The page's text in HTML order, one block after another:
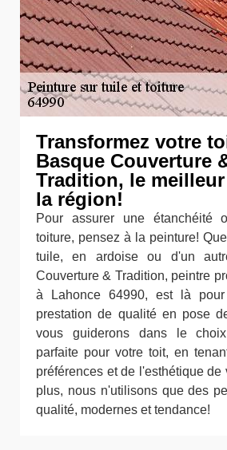
Transformez votre
Basque Couverture
Tradition, le
la région!
Pour assurer une étanchéité
toiture, pensez à la peinture!
tuile, en ardoise ou d'un
Couverture & Tradition, peintre
à Lahonce 64990, est là
prestation de qualité en pose
vous guiderons dans le
parfaite pour votre toit, en
préférences et de l'esthétique de
plus, nous n'utilisons que des
qualité, modernes et tendance!